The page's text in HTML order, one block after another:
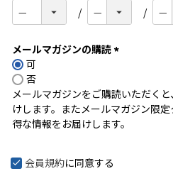
メールマガジンの購読
須
)
可
否
メールマガジンをご購読いただく
けします。またメールマガジン限
得な情報をお届けします。
会員規約に同意する